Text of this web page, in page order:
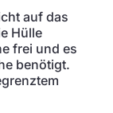
auf das
Hülle
frei und es
benötigt.